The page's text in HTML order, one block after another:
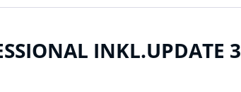
INKL.UPDATE 3